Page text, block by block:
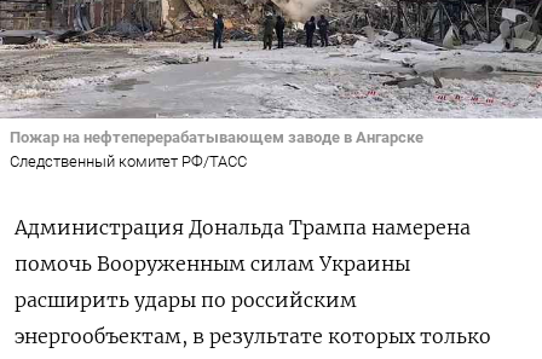
Пожар на нефтеперерабатывающем заводе в Ангарске
Следственный комитет РФ/ТАСС
Администрация Дональда Трампа намерена
помочь Вооруженным силам Украины
расширить удары по российским
энергообъектам, в результате которых только